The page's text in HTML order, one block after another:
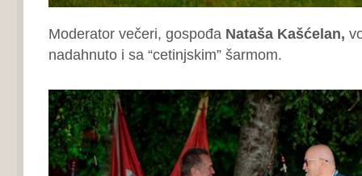
Moderator večeri, gospođa Nataša Kašćelan,
nadahnuto i sa “cetinjskim” šarmom.